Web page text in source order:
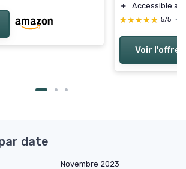
＋
Accessible
★★★★★
★★★★★ 5/5 —
Voir l'offre
date
Novembre 2023